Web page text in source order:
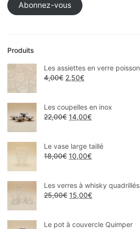
Abonnez-vous
Produits
Les assiettes en verre poisson
4,00€ 2,50€
Les coupelles en inox
22,00€ 14,00€
Le vase large taillé
18,00€ 10,00€
Les verres à whisky quadrillés
25,00€ 15,00€
Le pot à couvercle Quimper